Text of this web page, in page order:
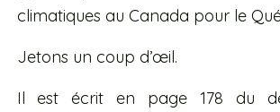
climatiques au Canada pour le
Jetons un coup d’œil.
Il est écrit en page 178 du